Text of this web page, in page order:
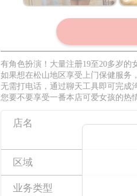
有角色扮演！大量注册19至20多岁的
如果想在松山地区享受上门保健服务
无需打电话，通过聊天工具即可完成
您要不要享受一番本店可爱女孩的热
店名
区域
业务类型